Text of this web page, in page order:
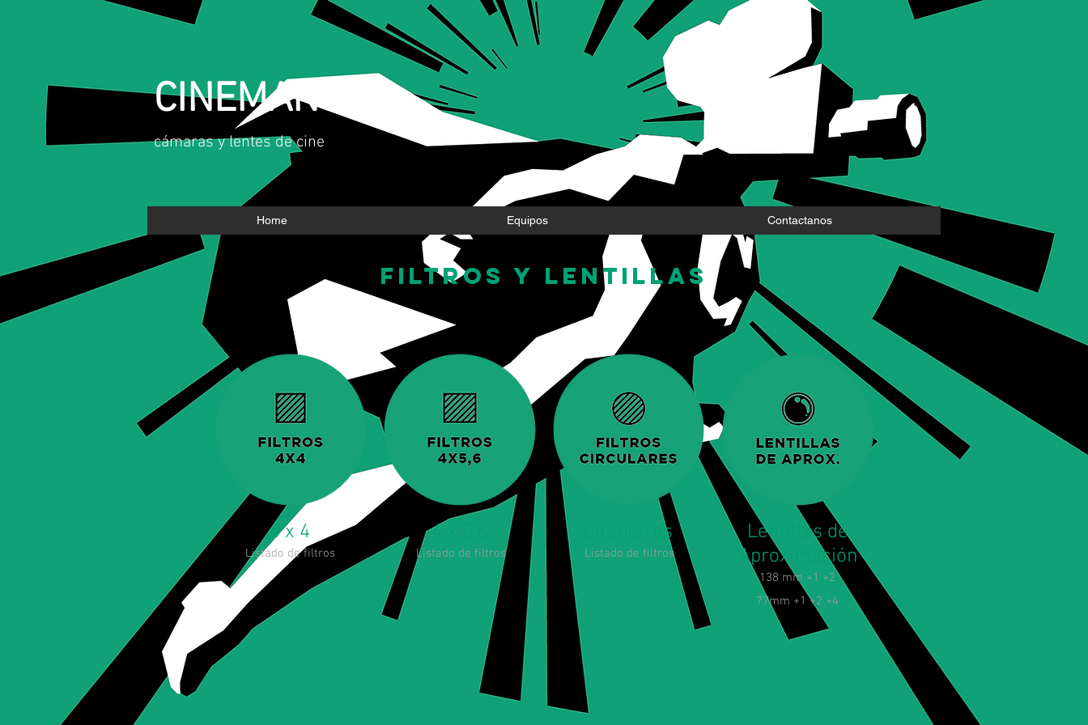
CINEMAN
​cámaras y lentes de cine
Home Equipos Contactanos
filtros y lentillas
4 x 4
Listado de filtros
4 x 5,6
Listado de filtros
Circulares
Listado de filtros
Lentillas de
Aproximación
138 mm +1 +2
77mm +1 +2 +4